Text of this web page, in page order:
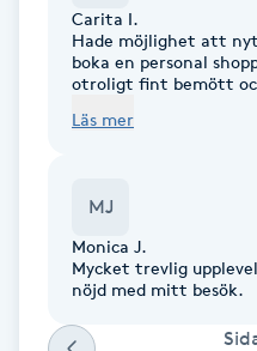
Color correction
Cryoterapi
Dermapen
Carita I.
Hade möjlighet att
boka en personal
otroligt fint bemött
som engagerade er så
Läs mer
MJ
Monica J.
Mycket trevlig
nöjd med mitt besök.